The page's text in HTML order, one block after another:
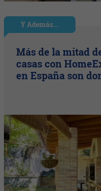
Y Además...
Más de la mitad
casas con
en España son